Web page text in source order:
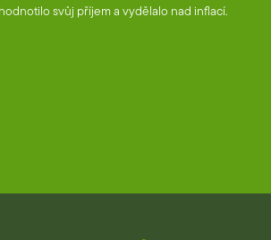
svůj příjem a vydělalo nad inflací.